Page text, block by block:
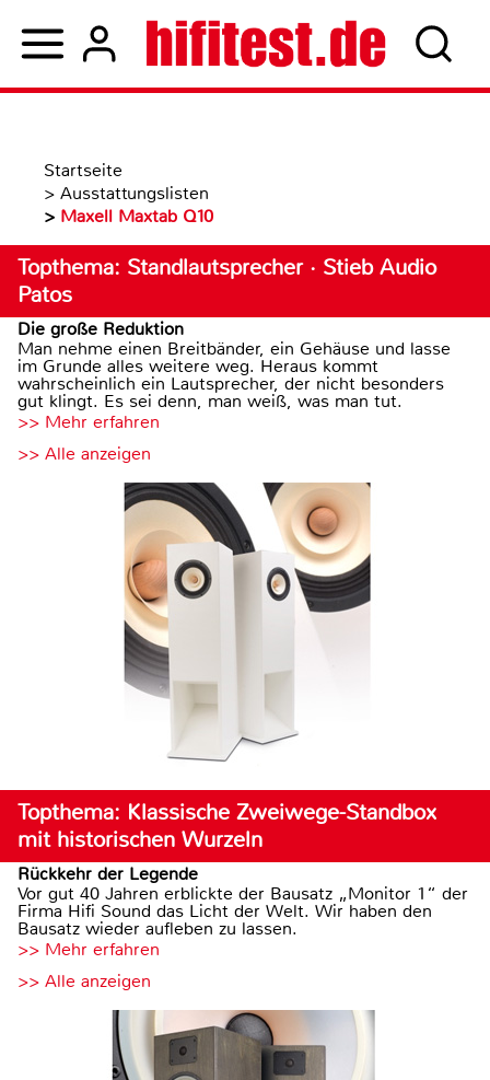
Startseite
> Ausstattungslisten
> Maxell Maxtab Q10
Topthema: Standlautsprecher · Stieb Audio
Patos
Die große Reduktion
Man nehme einen Breitbänder, ein Gehäuse und lasse
im Grunde alles weitere weg. Heraus kommt
wahrscheinlich ein Lautsprecher, der nicht besonders
gut klingt. Es sei denn, man weiß, was man tut.
>> Mehr erfahren
>> Alle anzeigen
Topthema: Klassische Zweiwege-Standbox
mit historischen Wurzeln
Rückkehr der Legende
Vor gut 40 Jahren erblickte der Bausatz „Monitor 1“ der
Firma Hifi Sound das Licht der Welt. Wir haben den
Bausatz wieder aufleben zu lassen.
>> Mehr erfahren
>> Alle anzeigen